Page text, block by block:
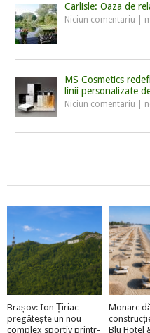
Carlisle: Oaza de
Niciun comentariu
MS Cosmetics
linii personalizate
Niciun comentariu
Brașov: Ion Țiriac
pregătește un nou
complex sportiv printr-
Monarc
Blu Hotel